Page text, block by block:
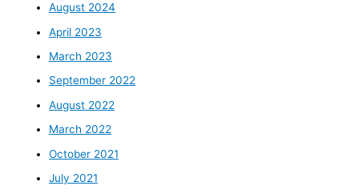
August 2024
April 2023
March 2023
September 2022
August 2022
March 2022
October 2021
July 2021